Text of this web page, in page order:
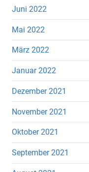
Juni 2022
Mai 2022
März 2022
Januar 2022
Dezember 2021
November 2021
Oktober 2021
September 2021